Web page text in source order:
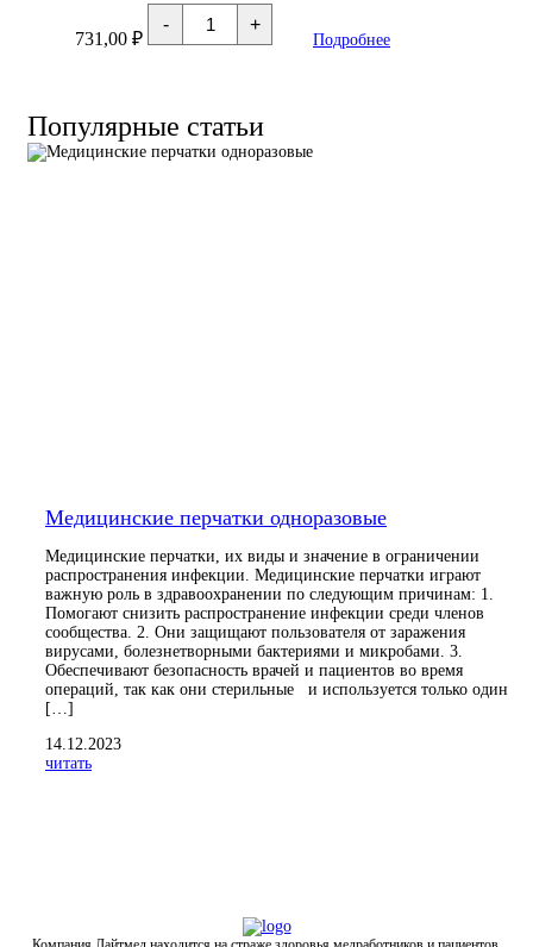
731,00 ₽
-
Количество
товара
Пакеты
бумаги
+
Подробнее
Популярные статьи
Медицинские перчатки одноразовые
Медицинские перчатки, их виды и значение в ограничении
распространения инфекции. Медицинские перчатки играют
важную роль в здравоохранении по следующим причинам: 1.
Помогают снизить распространение инфекции среди членов
сообщества. 2. Они защищают пользователя от заражения
вирусами, болезнетворными бактериями и микробами. 3.
Обеспечивают безопасность врачей и пациентов во время
операций, так как они стерильные и используется только один
[…]
14.12.2023
читать